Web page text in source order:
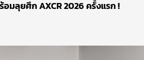
อมลุยศึก AXCR 2026 ครั้งแรก !